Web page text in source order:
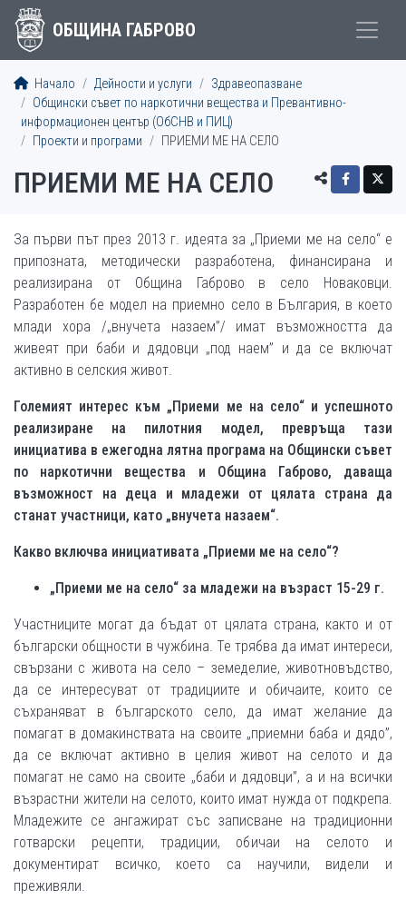
ОБЩИНА ГАБРОВО
Начало Дейности и услуги
Здравеопазване
Общински съвет по наркотични вещества и Превантивно-
информационен център (ОбСНВ и ПИЦ)
Проекти и програми
ПРИЕМИ МЕ НА СЕЛО
ПРИЕМИ МЕ НА СЕЛО
За първи път през 2013 г. идеята за „Приеми ме на село“ е
припозната, методически разработена, финансирана и
реализирана от Община Габрово в село Новаковци.
Разработен бе модел на приемно село в България, в което
млади хора /„внучета назаем”/ имат възможността да
живеят при баби и дядовци „под наем” и да се включат
активно в селския живот.
Големият интерес към „Приеми ме на село“ и успешното
реализиране на пилотния модел, превръща тази
инициатива в ежегодна лятна програма на Общински съвет
по наркотични вещества и Община Габрово, даваща
възможност на деца и младежи от цялата страна да
станат участници, като „внучета назаем“.
Какво включва инициативата „Приеми ме на село“?
„Приеми ме на село“ за младежи на възраст 15-29 г.
Участниците могат да бъдат от цялата страна, както и от
български общности в чужбина. Те трябва да имат интереси,
свързани с живота на село – земеделие, животновъдство,
да се интересуват от традициите и обичаите, които се
съхраняват в българското село, да имат желание да
помагат в домакинствата на своите „приемни баба и дядо”,
да се включат активно в целия живот на селото и да
помагат не само на своите „баби и дядовци”, а и на всички
възрастни жители на селото, които имат нужда от подкрепа.
Младежите се ангажират със записване на традиционни
готварски рецепти, традиции, обичаи на селото и
документират всичко, което са научили, видели и
преживяли.